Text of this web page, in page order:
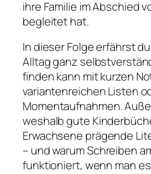
ihre Familie im Abschied
begleitet hat.
In dieser Folge erfährst
Alltag ganz
finden kann mit kurzen
variantenreichen Listen
Momentaufnahmen.
weshalb gute
Erwachsene prägende
– und warum Schreiben
funktioniert, wenn man